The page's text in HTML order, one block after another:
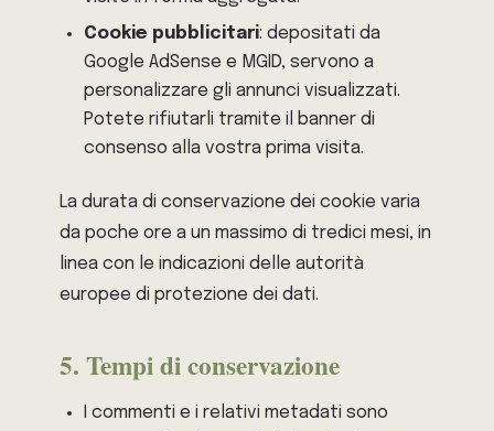
Cookie pubblicitari: depositati da
Google AdSense e MGID, servono a
personalizzare gli annunci visualizzati.
Potete rifiutarli tramite il banner di
consenso alla vostra prima visita.
La durata di conservazione dei cookie varia
da poche ore a un massimo di tredici mesi, in
linea con le indicazioni delle autorità
europee di protezione dei dati.
5. Tempi di conservazione
I commenti e i relativi metadati sono